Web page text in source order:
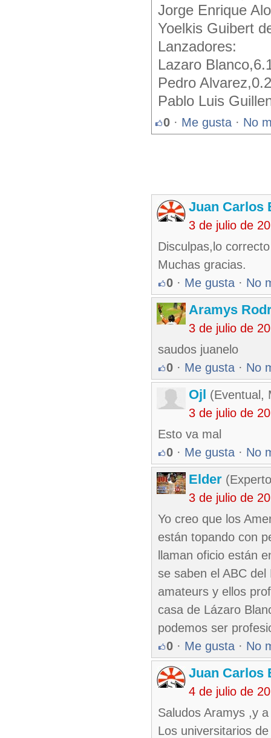
Jorge Enrique
Yoelkis Guibert
Lanzadores:
Lazaro
Pedro
Pablo Luis
0 · Me gusta · No
Juan Carlos
3 de julio de
Disculpas,lo
Muchas gracias.
0 · Me gusta · No
Aramys
3 de julio de
saudos juanelo
0 · Me gusta · No
Ojl (Eventual,
3 de julio de
Esto va mal
0 · Me gusta · No
Elder
3 de julio de
Yo creo que los
están topando con
llaman oficio están
se saben el ABC
amateurs y ellos
casa de Lázaro
podemos ser
0 · Me gusta · No
Juan Carlos
4 de julio de
Saludos Aramys ,y
Los universitarios